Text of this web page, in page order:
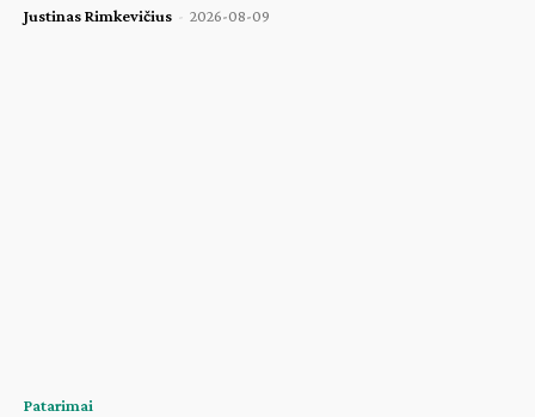
Justinas Rimkevičius - 2026-08-09
Patarimai